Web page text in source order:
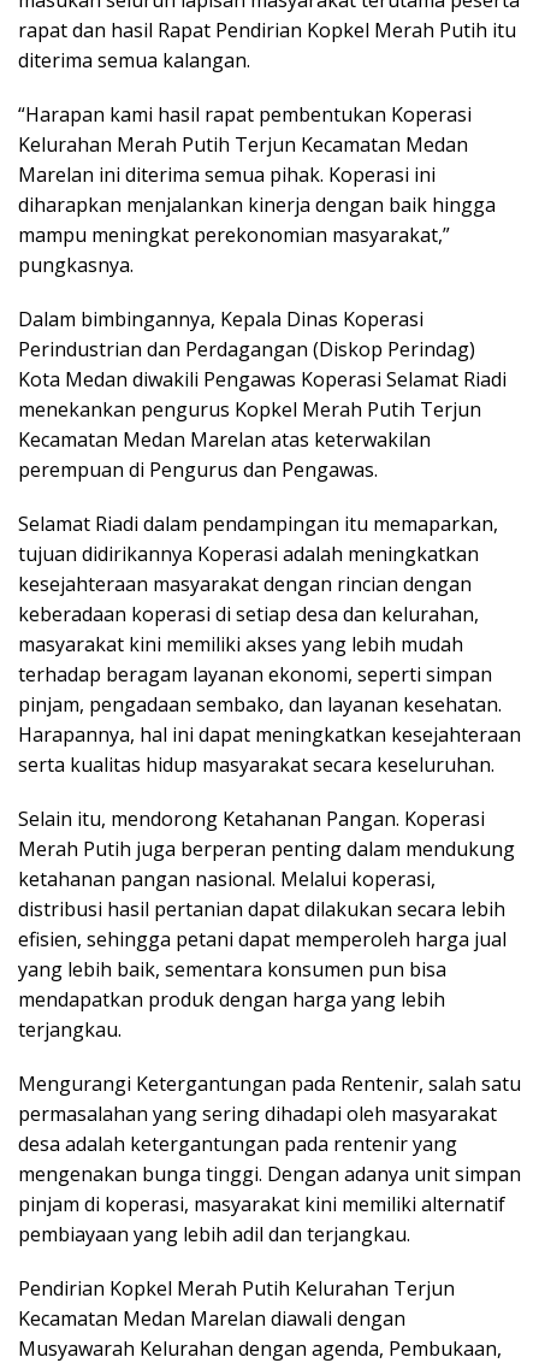
rapat dan hasil Rapat Pendirian Kopkel Merah Putih itu
diterima semua kalangan.
“Harapan kami hasil rapat pembentukan Koperasi
Kelurahan Merah Putih Terjun Kecamatan Medan
Marelan ini diterima semua pihak. Koperasi ini
diharapkan menjalankan kinerja dengan baik hingga
mampu meningkat perekonomian masyarakat,”
pungkasnya.
Dalam bimbingannya, Kepala Dinas Koperasi
Perindustrian dan Perdagangan (Diskop Perindag)
Kota Medan diwakili Pengawas Koperasi Selamat Riadi
menekankan pengurus Kopkel Merah Putih Terjun
Kecamatan Medan Marelan atas keterwakilan
perempuan di Pengurus dan Pengawas.
Selamat Riadi dalam pendampingan itu memaparkan,
tujuan didirikannya Koperasi adalah meningkatkan
kesejahteraan masyarakat dengan rincian dengan
keberadaan koperasi di setiap desa dan kelurahan,
masyarakat kini memiliki akses yang lebih mudah
terhadap beragam layanan ekonomi, seperti simpan
pinjam, pengadaan sembako, dan layanan kesehatan.
Harapannya, hal ini dapat meningkatkan kesejahteraan
serta kualitas hidup masyarakat secara keseluruhan.
Selain itu, mendorong Ketahanan Pangan. Koperasi
Merah Putih juga berperan penting dalam mendukung
ketahanan pangan nasional. Melalui koperasi,
distribusi hasil pertanian dapat dilakukan secara lebih
efisien, sehingga petani dapat memperoleh harga jual
yang lebih baik, sementara konsumen pun bisa
mendapatkan produk dengan harga yang lebih
terjangkau.
Mengurangi Ketergantungan pada Rentenir, salah satu
permasalahan yang sering dihadapi oleh masyarakat
desa adalah ketergantungan pada rentenir yang
mengenakan bunga tinggi. Dengan adanya unit simpan
pinjam di koperasi, masyarakat kini memiliki alternatif
pembiayaan yang lebih adil dan terjangkau.
Pendirian Kopkel Merah Putih Kelurahan Terjun
Kecamatan Medan Marelan diawali dengan
Musyawarah Kelurahan dengan agenda, Pembukaan,